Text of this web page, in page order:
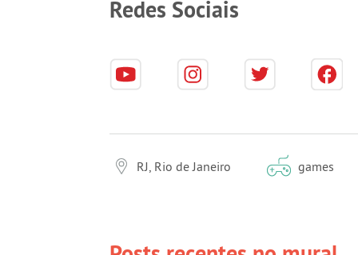
Redes Sociais
RJ, Rio de Janeiro games